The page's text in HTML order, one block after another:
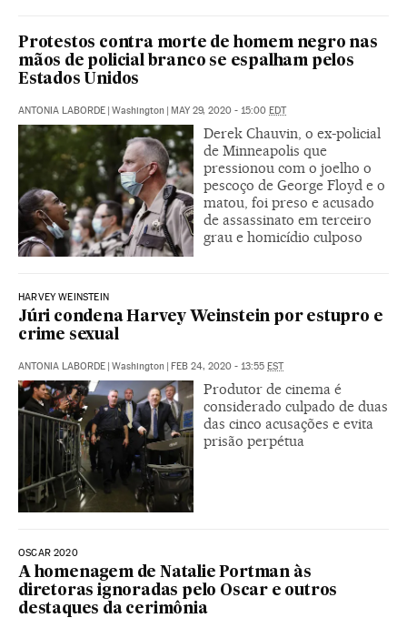
Protestos contra morte de homem negro nas
mãos de policial branco se espalham pelos
Estados Unidos
ANTONIA LABORDE | Washington | MAY 29, 2020 - 15:00 EDT
Derek Chauvin, o ex-policial
de Minneapolis que
pressionou com o joelho o
pescoço de George Floyd e o
matou, foi preso e acusado
de assassinato em terceiro
grau e homicídio culposo
HARVEY WEINSTEIN
Júri condena Harvey Weinstein por estupro e
crime sexual
ANTONIA LABORDE | Washington | FEB 24, 2020 - 13:55 EST
Produtor de cinema é
considerado culpado de duas
das cinco acusações e evita
prisão perpétua
OSCAR 2020
A homenagem de Natalie Portman às
diretoras ignoradas pelo Oscar e outros
destaques da cerimônia